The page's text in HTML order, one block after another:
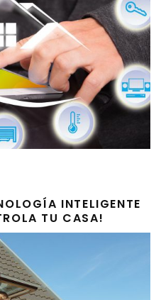
INTELIGENTE
TU CASA!